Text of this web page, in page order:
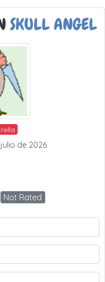
SKULL ANGEL
de 2026
Not Rated